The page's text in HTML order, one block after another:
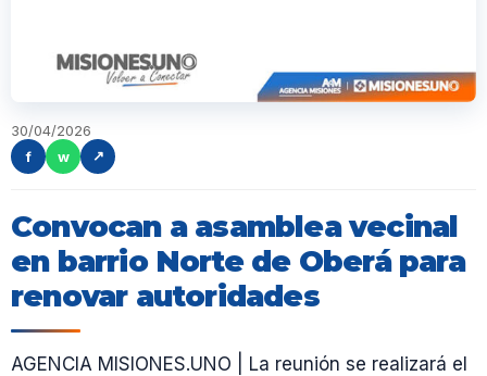
30/04/2026
f
w ↗
Convocan a asamblea vecinal
en barrio Norte de Oberá para
renovar autoridades
AGENCIA MISIONES.UNO | La reunión se realizará el